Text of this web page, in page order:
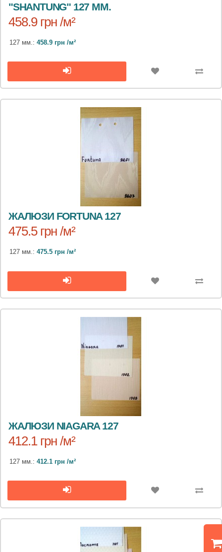
"SHANTUNG" 127 ММ.
458.9 грн /м²
127 мм.: 458.9 грн /м²
ЖАЛЮЗИ FORTUNA 127
475.5 грн /м²
127 мм.: 475.5 грн /м²
ЖАЛЮЗИ NIAGARA 127
412.1 грн /м²
127 мм.: 412.1 грн /м²